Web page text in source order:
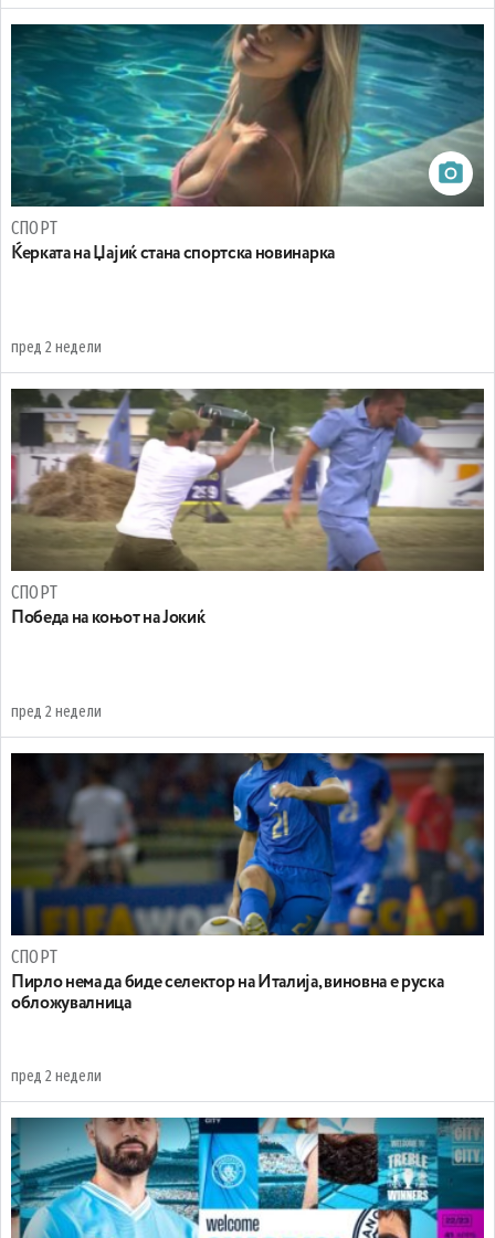
СПОРТ
Ќерката на Џајиќ стана спортска новинарка
пред 2 недели
СПОРТ
Победа на коњот на Јокиќ
пред 2 недели
СПОРТ
Пирло нема да биде селектор на Италија, виновна е руска
обложувалница
пред 2 недели